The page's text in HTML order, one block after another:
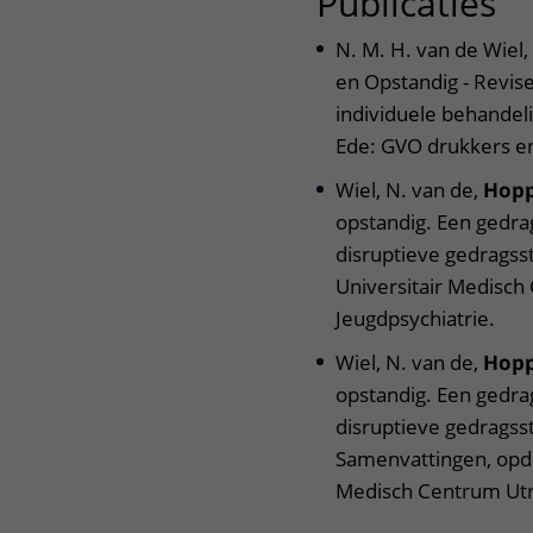
N. M. H. van de Wiel,
en Opstandig -
individuele
Ede: GVO drukkers
Wiel, N. van de,
opstandig. Een
disruptieve
Universitair
Jeugdpsychiatrie.
Wiel, N. van de,
opstandig. Een
disruptieve
Samenvattingen,
Medisch Centrum